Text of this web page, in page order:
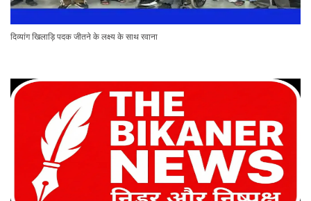
दिव्यांग खिलाड़ि पदक जीतने के लक्ष्य के साथ रवाना